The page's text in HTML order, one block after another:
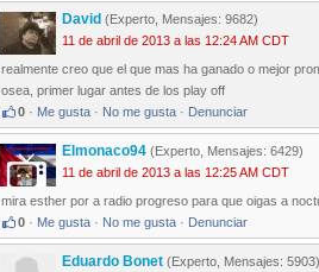
David (Experto, Mensajes: 9682)
11 de abril de 2013 a las 12:24 AM CDT
realmente creo que el que mas ha ganado o mejor
osea, primer lugar antes de los play off
0 · Me gusta · No me gusta · Denunciar
Elmonaco94 (Experto, Mensajes: 6429)
11 de abril de 2013 a las 12:25 AM CDT
mira esther por a radio progreso para que oigas a
0 · Me gusta · No me gusta · Denunciar
Eduardo Bonet (Experto, Mensajes: 5903)